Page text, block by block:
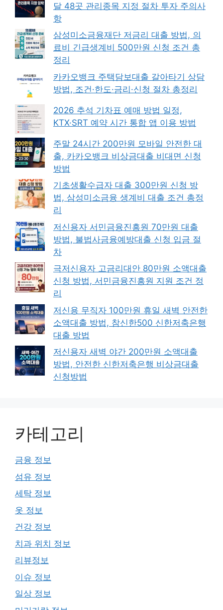
달 48곳 관리종목 지정 절차 투자 주의사
항
삼성미소금융재단 저금리 대출 방법, 의
료비 긴급생계비 500만원 신청 조건 총
정리
카카오뱅크 주택담보대출 갈아타기 상담
방법, 조건·한도·금리·신청 절차 총정리
2026 추석 기차표 예매 방법 일정,
KTX·SRT 예약 시간 통합 앱 이용 방법
주말 24시간 200만원 모바일 안전한 대
출, 카카오뱅크 비상금대출 비대면 신청
방법
기초생활수급자 대출 300만원 신청 방
법, 삼성미소금융 생계비 대출 조건 총정
리
저신용자 서민금융진흥원 70만원 대출
방법, 불법사금융예방대출 신청 입금 절
차
극저신용자 고금리대안 80만원 소액대출
신청 방법, 서민금융진흥원 지원 조건 정
리
저신용 무직자 100만원 휴일 새벽 안전한
소액대출 방법, 참신한500 신한저축은행
대출 방법
저신용자 새벽 야간 200만원 소액대출
방법, 안전한 신한저축은행 비상금대출
신청방법
카테고리
금융 정보
섬유 정보
세탁 정보
옷 정보
건강 정보
치과 위치 정보
리뷰정보
이슈 정보
일상 정보